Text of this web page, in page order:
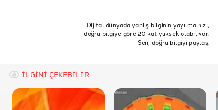
İngiltere Fransa
Yunanistan
AFAD
izmir depremi
azerbaycan yardımı
Dijital dünyada yanlış bilginin yayılma hızı,
doğru bilgiye göre 20 kat yüksek olabiliyor.
Sen, doğru bilgiyi paylaş.
İLGİNİ ÇEKEBİLİR